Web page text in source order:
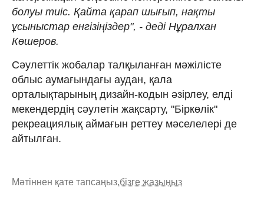
болуы тиіс. Қайта қарап шығып, нақты
ұсыныстар енгізіңіздер", - деді Нұралхан
Көшеров.
Сәулеттік жобалар талқыланған мәжілісте
облыс аумағындағы аудан, қала
орталықтарының дизайн-кодын әзірлеу, елді
мекендердің сәулетін жақсарту, "Біркөлік"
рекреациялық аймағын реттеу мәселелері де
айтылған.
Мәтіннен қате тапсаңыз,бізге жазыңыз